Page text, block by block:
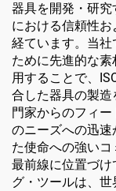
器具を開発・研
における信頼性
経ています。当
ために先進的な
用することで、
合した器具の製
門家からのフィ
のニーズへの迅
た使命への強い
最前線に位置づ
グ・ツールは、世